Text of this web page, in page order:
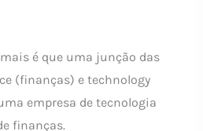
é que uma junção das
(finanças) e technology
empresa de tecnologia
finanças.